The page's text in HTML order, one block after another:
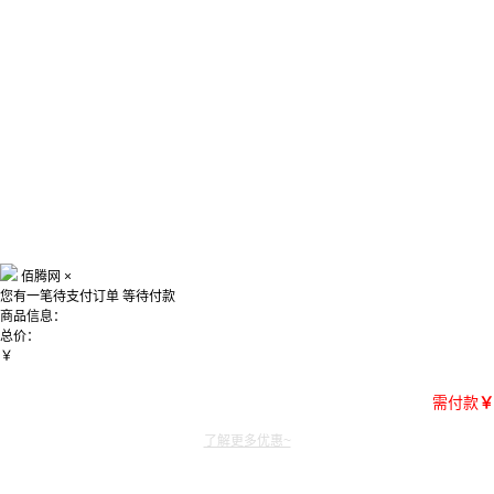
佰腾网 ×
您有一笔待支付订单 等待付款
商品信息：
总价：
￥
需付款￥
了解更多优惠~